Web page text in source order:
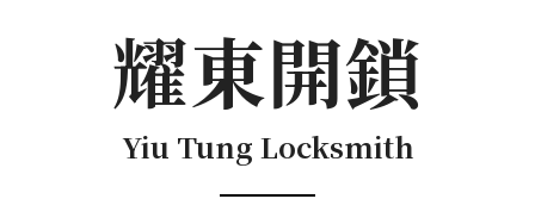
耀東開鎖
Yiu Tung Locksmith